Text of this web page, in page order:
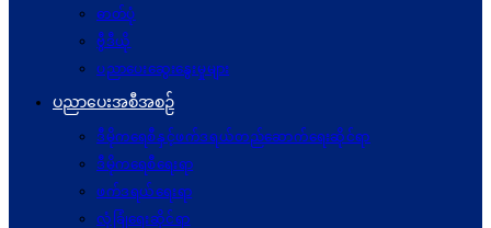
ဓာတ်ပုံ
ဗွီဒီယို
ပညာပေးဆွေးနွေးမှုများ
ပညာပေးအစီအစဉ်
ဒီမိုကရေစီနှင့်ဖက်ဒရယ်တည်ဆောက်ရေးဆိုင်ရာ
ဒီမိုကရေစီရေးရာ
ဖက်ဒရယ်ရေးရာ
လုံခြုံရေးဆိုင်ရာ